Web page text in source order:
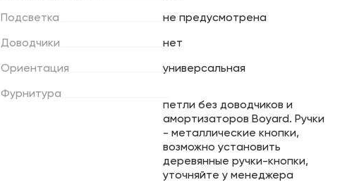
Подсветка не предусмотрена
Доводчики нет
Ориентация универсальная
Фурнитура
петли без доводчиков и
амортизаторов Boyard. Ручки
- металлические кнопки,
возможно установить
деревянные ручки-кнопки,
уточняйте у менеджера